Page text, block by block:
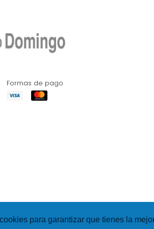
para garantizar que tienes la
Formas de pago